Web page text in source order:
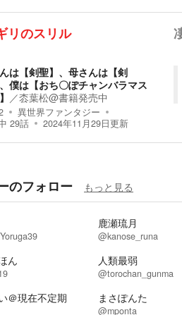
リのスリル
は【剣聖】、母さんは【剣
僕は【おち〇ぽチャンバラマス
／枩葉松@書籍発売中
異世界ファンタジー
29話 2024年11月29日更新
のフォロー もっと見る
鹿瀬琉月
@kanose_runa
ん 人類最弱
@torochan_gunma
＠現在不定期
まさぽんた
@mponta